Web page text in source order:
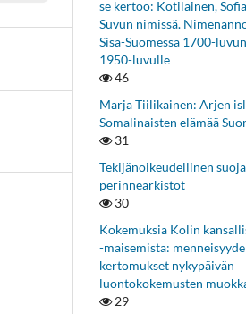
se kertoo: Kotilainen,
Suvun nimissä.
Sisä-Suomessa 1700-
1950-luvulle
46
Marja Tiilikainen: Arjen
Somalinaisten elämää
31
Tekijänoikeudellinen
perinnearkistot
30
Kokemuksia Kolin
-maisemista:
kertomukset nykypäivän
luontokokemusten
29